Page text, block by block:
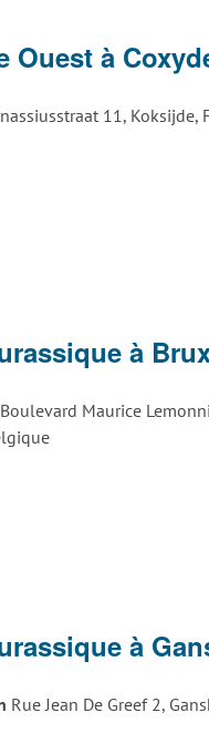
Ouest à
11, Koksijde,
à
Boulevard Maurice
à
Rue Jean De Greef 2,